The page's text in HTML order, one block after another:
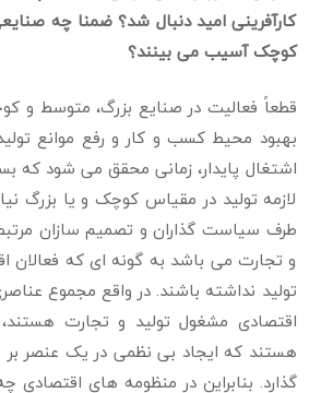
کارآفرینی امید دنبال شد؟ ضمنا چه
کوچک آسیب می بينند؟
بهبود محیط کسب و کار و رفع موانع
اشتغال پایدار، زمانی محقق می شود که
لازمه تولید در مقیاس کوچک و یا بزرگ
طرف سیاست گذاران و تصمیم سازان
و تجارت می باشد به گونه ای که فعالان
تولید نداشته باشند. در واقع مجموع
اقتصادی مشغول تولید و تجارت
هستند که ایجاد بی نظمی در یک عنصر بر
گذارد. بنابراین در منظومه های اقتصادی